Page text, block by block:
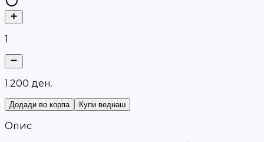
1
1.200 ден.
Додади во корпа Купи веднаш
Опис